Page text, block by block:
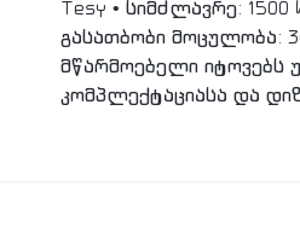
Tesy • სიმძლავრე:
გასათბობი მოცულობა:
მწარმოებელი იტოვებს
კომპლექტაციასა და